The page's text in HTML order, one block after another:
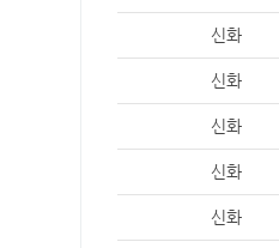
신화
신화
신화
신화
신화